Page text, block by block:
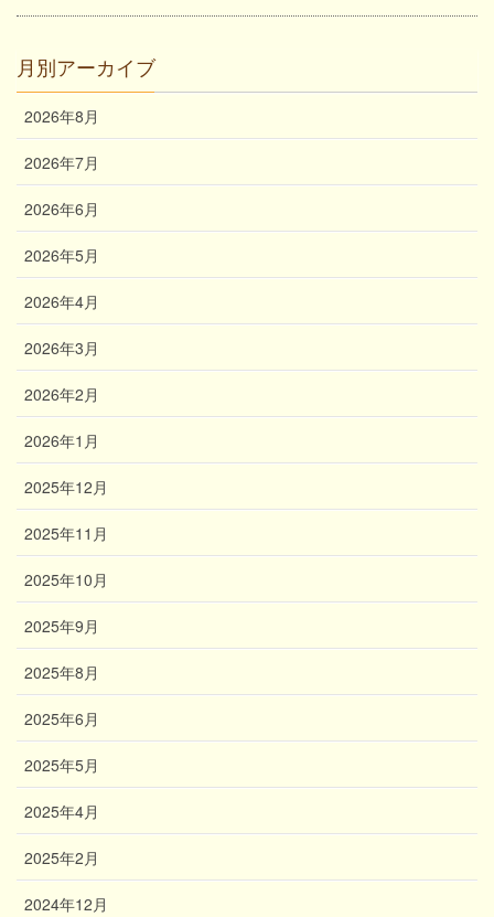
月別アーカイブ
2026年8月
2026年7月
2026年6月
2026年5月
2026年4月
2026年3月
2026年2月
2026年1月
2025年12月
2025年11月
2025年10月
2025年9月
2025年8月
2025年6月
2025年5月
2025年4月
2025年2月
2024年12月